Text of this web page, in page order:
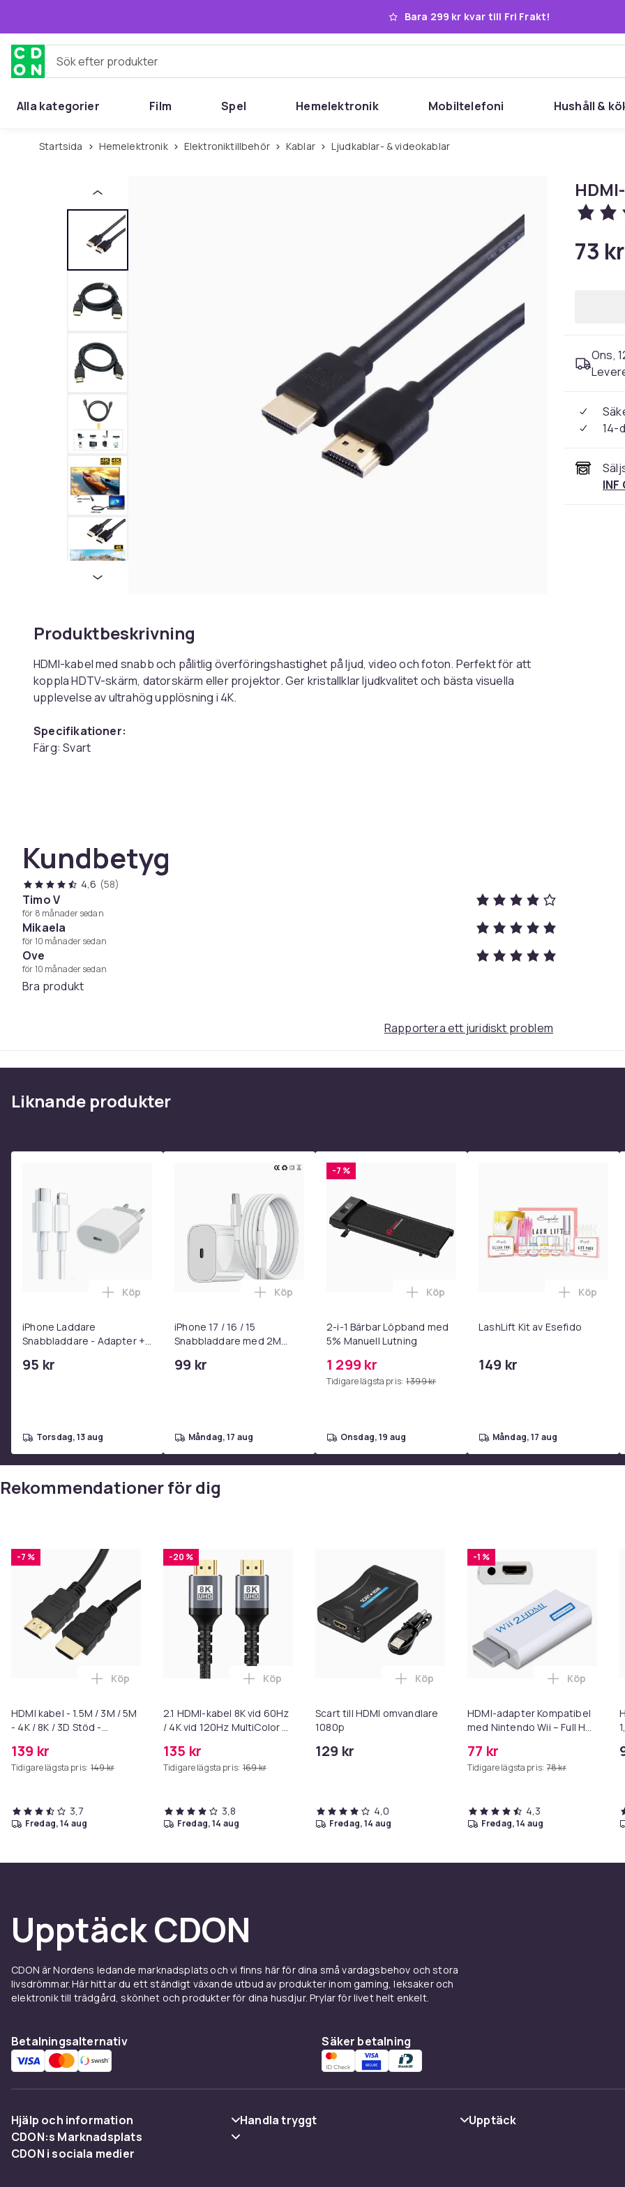
Bara 299 kr kvar till Fri Frakt!
Sök efter produkter
Alla kategorier Film Spel Hemelektronik Mobiltelefoni Hushåll &
Startsida Hemelektronik Elektroniktillbehör Kablar Ljudkablar- & videokablar
Produktbeskrivning
HDMI-kabel med snabb och pålitlig överföringshastighet på ljud, video och foton. Perfekt för att
koppla HDTV-skärm, datorskärm eller projektor. Ger kristallklar ljudkvalitet och bästa visuella
upplevelse av ultrahög upplösning i 4K.
Specifikationer:
Färg: Svart
Paketet inkluderar:
1 x HDMI-kabel
Färg
Black
Storlek
Vikt, gram
63
Artikel.nr.
7f5b7a18-6417-4cc5-9320-f170191f19c5
Produktsäkerhetsinformation
Kundbetyg
4,6 (58)
Timo V
för 8 månader sedan
Mikaela
för 10 månader sedan
Ove
för 10 månader sedan
Bra produkt
73 kr
Ons,
14-
INF
Rapportera ett juridiskt problem
Liknande produkter
iPhone Laddare
Snabbladdare - Adapter +
C 2m
95 kr
Lägg till iPhone Laddare Snabbladdare - Adapter + Kabel 25W lightning - USB-C 2m i varukorgen
Köp
torsdag, 13 aug
iPhone 17 / 16 / 15
Snabbladdare med 2M
99 kr
Lägg till iPhone 17 / 16 / 15 Snabbladdare med 2M USB-C till USB-C
Köp
måndag, 17 aug
-7 %
2-i-1 Bärbar Löpband med
5% Manuell Lutning
1 299 kr
Tidigare lägsta pris: 1 399 kr
Lägg till 2-i-1 Bärbar Löpband med 5%
Köp
onsdag, 19 aug
LashLift Kit av Esefido
149 kr
Lägg till
Köp
måndag, 17 aug
Rekommendationer för dig
-7 %
HDMI kabel - 1.5M / 3M / 5M
- 4K / 8K / 3D Stöd -
139 kr
Tidigare lägsta pris: 149 kr
Lägg till HDMI kabel - 1.5M / 3M / 5M - 4K / 8K / 3D Stöd - Guldpläterad kontakt - 1.5M i varukorgen
Köp
3,7
fredag, 14 aug
-20 %
2.1 HDMI-kabel 8K vid 60Hz
/ 4K vid 120Hz MultiColor 3
135 kr
Tidigare lägsta pris: 169 kr
Lägg till 2.1 HDMI-kabel 8K vid 60Hz / 4K vid 120Hz MultiColor 3 m i
Köp
3,8
fredag, 14 aug
Scart till HDMI omvandlare
1080p
129 kr
Lägg till Scart till HDMI omvandlare 1080p
Köp
4,0
fredag, 14 aug
-1 %
HDMI-adapter Kompatibel
med Nintendo Wii – Full HD
77 kr
Tidigare lägsta pris: 78 kr
Lägg till
Köp
4,3
fredag, 14 aug
Upptäck CDON
CDON är Nordens ledande marknadsplats och vi finns här för dina små vardagsbehov och stora
livsdrömmar. Här hittar du ett ständigt växande utbud av produkter inom gaming, leksaker och
elektronik till trädgård, skönhet och produkter för dina husdjur. Prylar för livet helt enkelt.
Betalningsalternativ Säker betalning
Hjälp och information
Vanliga frågor
Handla tryggt
Upptäck
CDON:s Marknadsplats
Sälj på CDON
CDON i sociala medier